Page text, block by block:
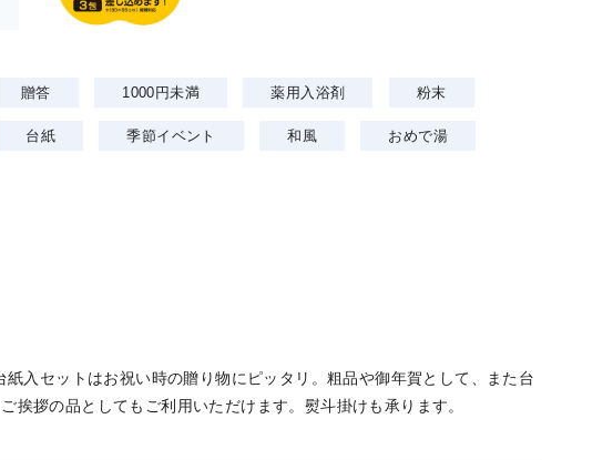
贈答 1000円未満 薬用入浴剤 粉末
台紙 季節イベント 和風 おめで湯
入セットはお祝い時の贈り物にピッタリ。粗品や御年賀として、また台
拶の品としてもご利用いただけます。熨斗掛けも承ります。